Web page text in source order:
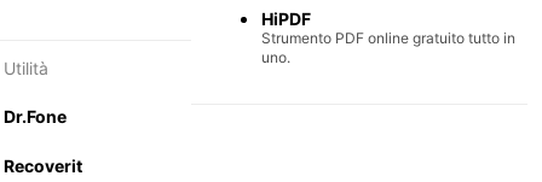
HiPDF
Strumento PDF online gratuito tutto in
uno.
Utilità
Dr.Fone
Recoverit